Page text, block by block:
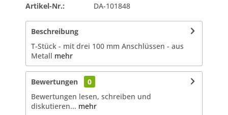
Artikel-Nr.: DA-101848
Beschreibung
T-Stück - mit drei 100 mm Anschlüssen - aus
Metall mehr
Bewertungen
0
Bewertungen lesen, schreiben und
diskutieren... mehr